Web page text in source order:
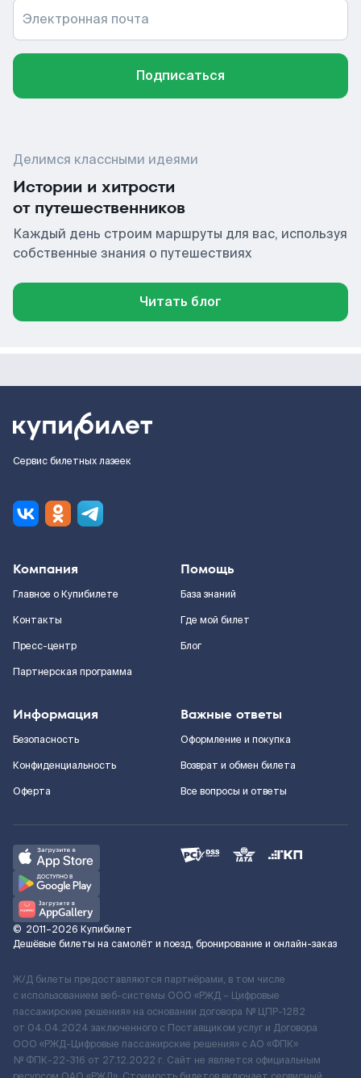
Электронная почта
Подписаться
Делимся классными идеями
Истории и хитрости
от путешественников
Каждый день строим маршруты для вас, используя
собственные знания о путешествиях
Читать блог
Сервис билетных лазеек
Компания
Главное о Купибилете
Контакты
Пресс-центр
Партнерская программа
Помощь
База знаний
Где мой билет
Блог
Информация
Безопасность
Конфиденциальность
Оферта
Важные ответы
Оформление и покупка
Возврат и обмен билета
Все вопросы и ответы
© 2011–2026 Купибилет
Дешёвые билеты на самолёт и поезд, бронирование и онлайн-заказ
Ж/Д билеты предоставляются партнёрами, в том числе
с использованием веб-системы ООО «РЖД – Цифровые
пассажирские решения» на основании договора № ЦПР-1282
от 04.04.2024 заключенного с Поставщиком услуг и Договора
ООО «РЖД-Цифровые пассажирские решения» c АО «ФПК»
№ ФПК-22-316 от 27.12.2022 г. Сайт не является официальным